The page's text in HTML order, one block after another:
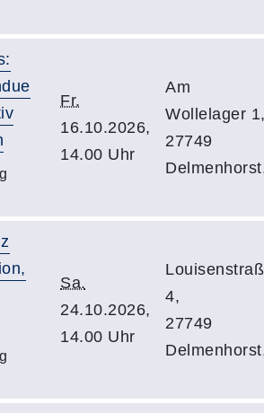
Fr.
16.10.2026,
14.00 Uhr
Am
Wollelager
27749
Sa.
24.10.2026,
14.00 Uhr
4,
27749